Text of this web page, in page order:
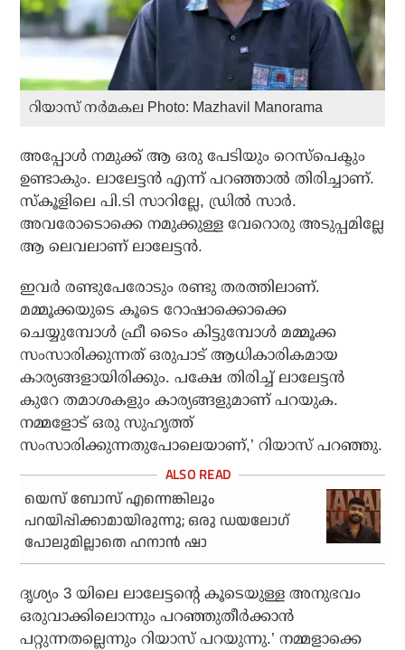
റിയാസ് നര്‍മകല Photo: Mazhavil Manorama
അപ്പോള്‍ നമുക്ക് ആ ഒരു പേടിയും റെസ്‌പെക്ടും
ഉണ്ടാകും. ലാലേട്ടന്‍ എന്ന് പറഞ്ഞാല്‍ തിരിച്ചാണ്.
സ്‌കൂളിലെ പി.ടി സാറില്ലേ, ഡ്രില്‍ സാര്‍.
അവരോടൊക്കെ നമുക്കുള്ള വേറൊരു അടുപ്പമില്ലേ
ആ ലെവലാണ് ലാലേട്ടന്‍.
ഇവര്‍ രണ്ടുപേരോടും രണ്ടു തരത്തിലാണ്.
മമ്മൂക്കയുടെ കൂടെ റോഷാക്കൊക്കെ
ചെയ്യുമ്പോള്‍ ഫ്രീ ടൈം കിട്ടുമ്പോള്‍ മമ്മൂക്ക
സംസാരിക്കുന്നത് ഒരുപാട് ആധികാരികമായ
കാര്യങ്ങളായിരിക്കും. പക്ഷേ തിരിച്ച് ലാലേട്ടന്‍
കുറേ തമാശകളും കാര്യങ്ങളുമാണ് പറയുക.
നമ്മളോട് ഒരു സുഹൃത്ത്
സംസാരിക്കുന്നതുപോലെയാണ്,’ റിയാസ് പറഞ്ഞു.
യെസ് ബോസ് എന്നെങ്കിലും
പറയിപ്പിക്കാമായിരുന്നു; ഒരു ഡയലോഗ്
പോലുമില്ലാതെ ഹനാന്‍ ഷാ
ദൃശ്യം 3 യിലെ ലാലേട്ടന്റെ കൂടെയുള്ള അനുഭവം
ഒരുവാക്കിലൊന്നും പറഞ്ഞുതീര്‍ക്കാന്‍
പറ്റുന്നതല്ലെന്നും റിയാസ് പറയുന്നു.’ നമ്മളാക്കെ